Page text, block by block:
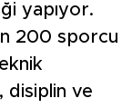
yapıyor.
200 sporcu
disiplin ve